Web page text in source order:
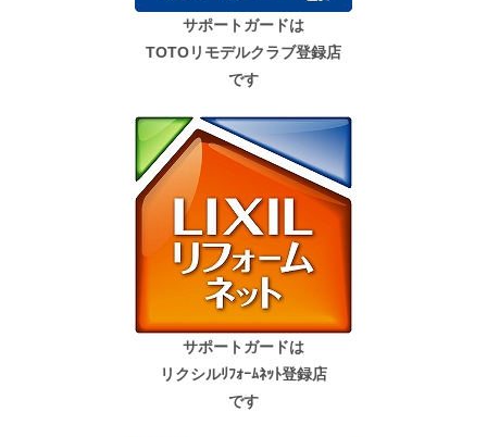
サポートガードは
TOTOリモデルクラブ登録店
です
サポートガードは
リクシルﾘﾌｫｰﾑﾈｯﾄ登録店
です